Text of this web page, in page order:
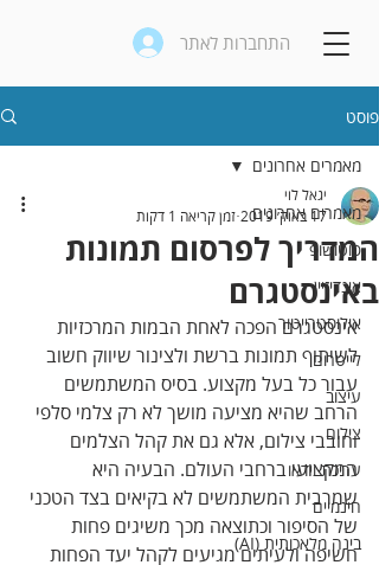
התחברות לאתר
פוסט
מאמרים אחרונים
פוטושופ
אינדיזיין
אילוסטרייטור
לייטרום
עיצוב
צילום
עריכת וידאו
חינמיים
בינה מלאכותית (AI)
מאמרים אחרונים
המדריך לפרסום תמונות
באינסטגרם
יגאל לוי
17 באוק׳ 2019
זמן קריאה 1 דקות
אינסטגרם הפכה לאחת הבמות המרכזיות
לשיתוף תמונות ברשת ולצינור שיווק חשוב
עבור כל בעל מקצוע. בסיס המשתמשים
הרחב שהיא מציעה מושך לא רק צלמי סלפי
וחובבי צילום, אלא גם את קהל הצלמים
המקצועי ברחבי העולם. הבעיה היא
שמרבית המשתמשים לא בקיאים בצד הטכני
של הסיפור וכתוצאה מכך משיגים פחות
חשיפה ולעיתים מגיעים לקהל יעד הפחות